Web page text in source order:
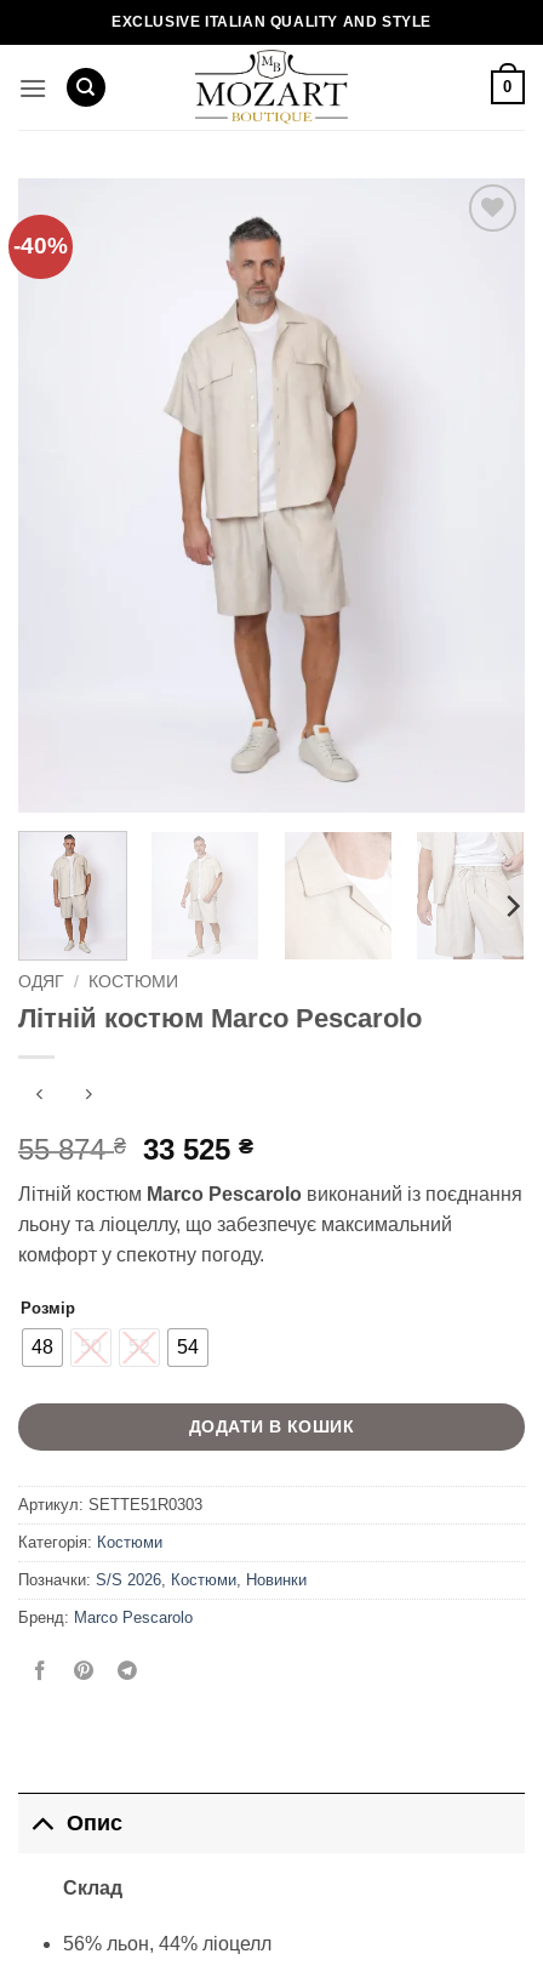
EXCLUSIVE ITALIAN QUALITY AND STYLE
0
-40%
ОДЯГ / КОСТЮМИ
Літній костюм Marco Pescarolo
55 874₴
Оригінальна
55
874 ₴.
33 525₴Поточна
33
525 ₴.
Літній костюм Marco Pescarolo виконаний із поєднання
льону та ліоцеллу, що забезпечує максимальний
комфорт у спекотну погоду.
Розмір
48 50 52 54
ДОДАТИ В КОШИК
Артикул: SETTE51R0303
Категорія: Костюми
Позначки: S/S 2026 Костюми Новинки
Бренд: Marco Pescarolo
Опис
Склад
56% льон, 44% ліоцелл